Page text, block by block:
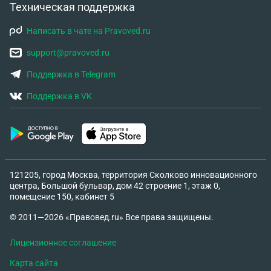
Техническая поддержка
Написать в чате на Pravoved.ru
support@pravoved.ru
Поддержка в Telegram
Поддержка в VK
121205, город Москва, территория Сколково инновационного
центра, Большой бульвар, дом 42 строение 1, этаж 0,
помещение 150, кабинет 5
© 2011—2026 «Правовед.ru» Все права защищены.
Лицензионное соглашение
Карта сайта